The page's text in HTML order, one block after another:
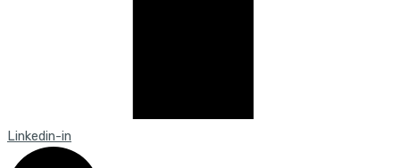
Linkedin-in